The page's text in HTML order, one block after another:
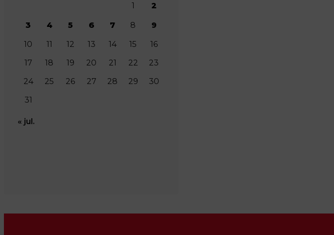
1
2
3 4 5 6 7 8 9
10 11 12 13 14 15
16
17
18 19 20 21 22
23
24
25 26 27 28 29
30
31
« jul.